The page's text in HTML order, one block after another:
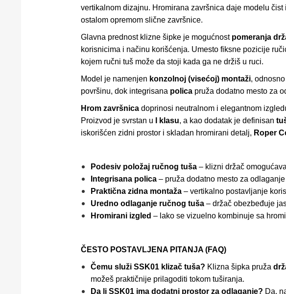
vertikalnom dizajnu. Hromirana završnica daje modelu
ostalom opremom slične završnice.
Glavna prednost klizne šipke je mogućnost pomeranja
korisnicima i načinu korišćenja. Umesto fiksne pozicije
kojem ručni tuš može da stoji kada ga ne držiš u ruci.
Model je namenjen konzolnoj (visećoj) montaži,
površinu, dok integrisana policapruža dodatno mesto za
Hrom završnicadoprinosi neutralnom i elegantnom
Proizvod je svrstan u
I klasu, a kao dodatak je definisan
iskorišćen zidni prostor i skladan hromirani detalj, Roper
Podesiv položaj ručnog tuša– klizni držač
Integrisana polica– pruža dodatno mesto za
Praktična zidna montaža– vertikalno postavljanje
Uredno odlaganje ručnog tuša– držač obezbeđuje
Hromirani izgled – lako se vizuelno kombinuje sa
ČESTO POSTAVLJENA PITANJA (FAQ)
Čemu služi SSK01 klizač tuša? Klizna šipka pruža
možeš praktičnije prilagoditi tokom tuširanja.
Da li SSK01 ima dodatni prostor za odlaganje? Da,